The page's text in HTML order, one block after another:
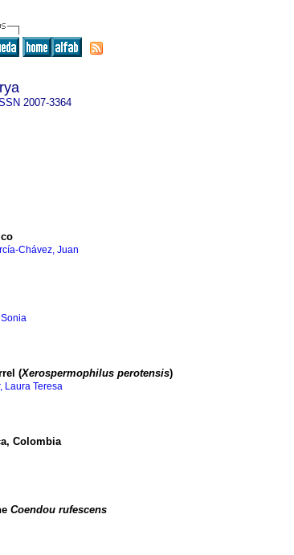
2007-3364
Chávez, Juan
(Xerospermophilus perotensis)
Laura Teresa
Colombia
Coendou rufescens